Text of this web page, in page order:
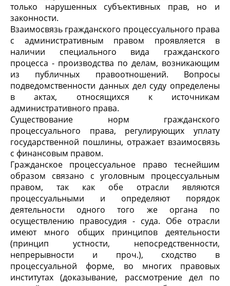
только нарушенных субъективных прав, но и
законности.
Взаимосвязь гражданского процессуального права
с административным правом проявляется в
наличии специального вида гражданского
процесса - производства по делам, возникающим
из публичных правоотношений. Вопросы
подведомственности данных дел суду определены
в актах, относящихся к источникам
административного права.
Существование норм гражданского
процессуального права, регулирующих уплату
государственной пошлины, отражает взаимосвязь
с финансовым правом.
Гражданское процессуальное право теснейшим
образом связано с уголовным процессуальным
правом, так как обе отрасли являются
процессуальными и определяют порядок
деятельности одного того же органа по
осуществлению правосудия - суда. Обе отрасли
имеют много общих принципов деятельности
(принцип устности, непосредственности,
непрерывности и проч.), сходство в
процессуальной форме, во многих правовых
институтах (доказывание, рассмотрение дел по